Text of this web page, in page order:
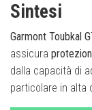
Sintesi
Garmont Toubkal
assicura
dalla capacità di
particolare in alta